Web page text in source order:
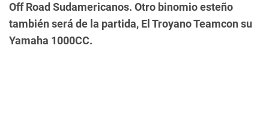
Off Road Sudamericanos. Otro binomio esteño
también será de la partida, El Troyano Teamcon su
Yamaha 1000CC.